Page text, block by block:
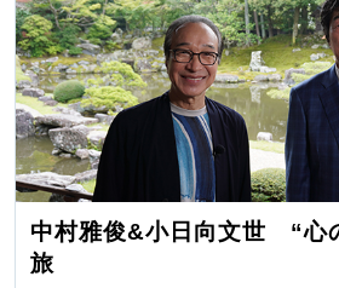
中村雅俊&小日向文世 “心
旅